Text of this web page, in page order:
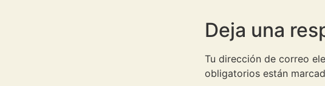
Deja una
Tu dirección de correo
obligatorios están